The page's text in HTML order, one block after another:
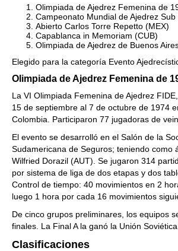
Olimpiada de Ajedrez Femenina de
Campeonato Mundial de Ajedrez
Abierto Carlos Torre Repetto (MEX)
Capablanca in Memoriam (CUB)
Olimpiada de Ajedrez de Buenos
Elegido para la categoría Evento
Olimpiada de Ajedrez Femenina de
La VI Olimpiada Femenina de Ajedrez
15 de septiembre al 7 de octubre de 1974
Colombia. Participaron 77 jugadoras de
El evento se desarrolló en el Salón de la
Sudamericana de Seguros; teniendo como
Wilfried Dorazil (AUT). Se jugaron 314
por sistema de liga de dos etapas y dos
Control de tiempo: 40 movimientos en 2
luego 1 hora por cada 16 movimientos
De cinco grupos preliminares, los equipos
finales. La Final A la ganó la Unión Soviética.
Clasificaciones